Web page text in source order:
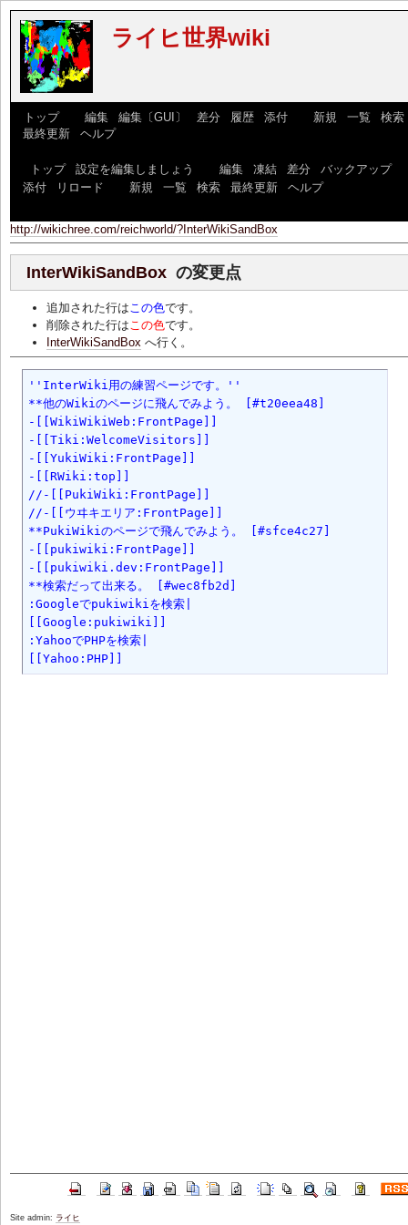
ライヒ世界wiki
トップ] [ 編集| 編集〔GUI〕 差分 履歴| 添付] [ 新規 一覧
検索
最終更新| ヘルプ]
トップ| 設定を編集しましょう 編集| 凍結| 差分 バックアップ|
添付| リロード 新規 一覧 検索| 最終更新| ヘルプ]
http://wikichree.com/reichworld/?InterWikiSandBox
InterWikiSandBox の変更点
追加された行は この色です。
削除された行は この色です。
InterWikiSandBox へ行く。
''InterWiki用の練習ページです。''
**他のWikiのページに飛んでみよう。 [#t20eea48]
-[[WikiWikiWeb:FrontPage]]
-[[Tiki:WelcomeVisitors]]
-[[YukiWiki:FrontPage]]
-[[RWiki:top]]
//-[[PukiWiki:FrontPage]]
//-[[ウヰキエリア:FrontPage]]
**PukiWikiのページで飛んでみよう。 [#sfce4c27]
-[[pukiwiki:FrontPage]]
-[[pukiwiki.dev:FrontPage]]
**検索だって出来る。 [#wec8fb2d]
:Googleでpukiwikiを検索|
[[Google:pukiwiki]]
:YahooでPHPを検索|
[[Yahoo:PHP]]
Site admin: ライヒ